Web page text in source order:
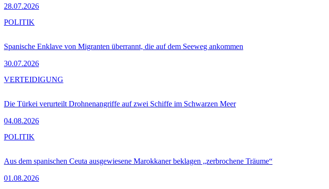
28.07.2026
Spanische Enklave von Migranten überrannt, die auf dem Seeweg ankommen
30.07.2026
POLITIK
Die Türkei verurteilt Drohnenangriffe auf zwei Schiffe im Schwarzen Meer
04.08.2026
VERTEIDIGUNG
Aus dem spanischen Ceuta ausgewiesene Marokkaner beklagen „zerbrochene Träume“
01.08.2026
POLITIK